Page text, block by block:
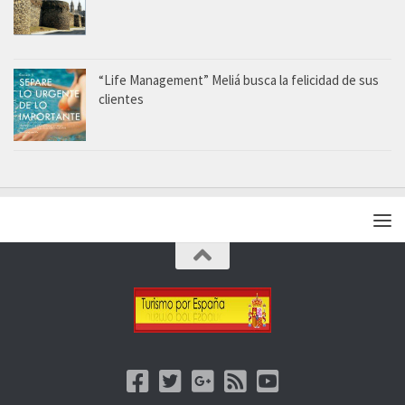
“Life Management” Meliá busca la felicidad de sus
clientes